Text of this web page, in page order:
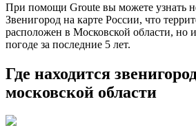
При помощи Groute вы можете узнать
Звенигород на карте России, что
расположен в Московской области, но
погоде за последние 5 лет.
Где находится
московской области